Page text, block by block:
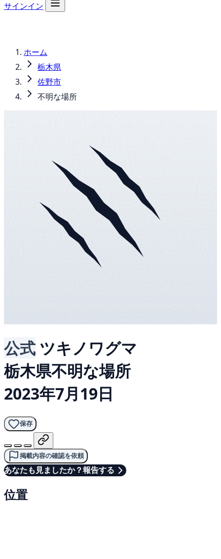
サインイン
ホーム
栃木県
佐野市
不明な場所
公式 ツキノワグマ
栃木県不明な場所
2023年7月19日
保存
掲載内容の確認を依頼
あなたも見ましたか？報告する
位置